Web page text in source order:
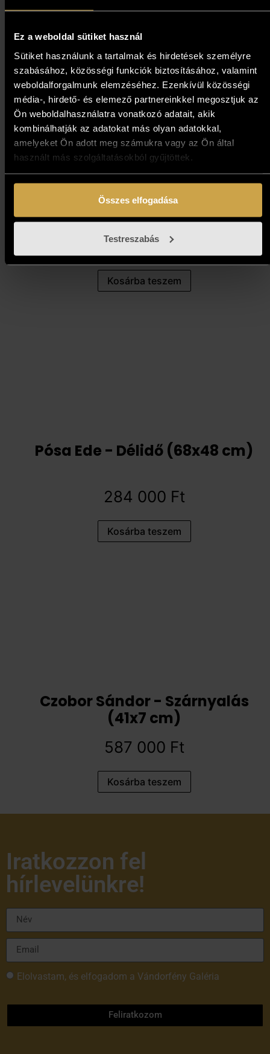
Ez a weboldal sütiket használ
Sütiket használunk a tartalmak és hirdetések személyre
szabásához, közösségi funkciók biztosításához, valamint
weboldalforgalmunk elemzéséhez. Ezenkívül közösségi
média-, hirdető- és elemező partnereinkkel megosztjuk az
Ön weboldalhasználatra vonatkozó adatait, akik
kombinálhatják az adatokat más olyan adatokkal,
amelyeket Ön adott meg számukra vagy az Ön által
használt más szolgáltatásokból gyűjtöttek.
Összes elfogadása
Testreszabás
Kosárba teszem
Mág Tamás - Szentivánéj
(29x46 cm)
859 000Ft
Kosárba teszem
Pósa Ede - Délidő (68x48 cm)
284 000 Ft
Kosárba teszem
Czobor Sándor - Szárnyalás
(41x7 cm)
587 000 Ft
Kosárba teszem
Iratkozzon fel
hírlevelünkre!
Elolvastam, és elfogadom a Vándorfény Galéria
Feliratkozom